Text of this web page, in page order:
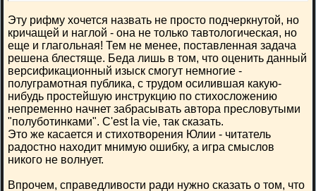
Эту рифму хочется назвать не просто подчеркнутой, но
кричащей и наглой - она не только тавтологическая, но
еще и глагольная! Тем не менее, поставленная задача
решена блестяще. Беда лишь в том, что оценить данный
версификационный изыск смогут немногие -
полуграмотная публика, с трудом осилившая какую-
нибудь простейшую инструкцию по стихосложению
непременно начнет забрасывать автора пресловутыми
"полуботинками". C'est la vie, так сказать.
Это же касается и стихотворения Юлии - читатель
радостно находит мнимую ошибку, а игра смыслов
никого не волнует.
Впрочем, справедливости ради нужно сказать о том, что